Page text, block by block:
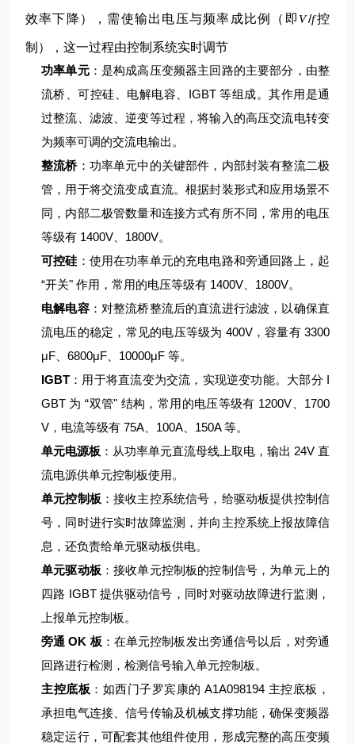
效率下降），需使输出电压与频率成比例（即 V /f控
制），这一过程由控制系统实时调节
功率单元：是构成高压变频器主回路的主要部分，由整
流桥、可控硅、电解电容、IGBT 等组成。其作用是通
过整流、滤波、逆变等过程，将输入的高压交流电转变
为频率可调的交流电输出。
整流桥：功率单元中的关键部件，内部封装有整流二极
管，用于将交流变成直流。根据封装形式和应用场景不
同，内部二极管数量和连接方式有所不同，常用的电压
等级有 1400V、1800V。
可控硅 ：使用在功率单元的充电电路和旁通回路上，起
“开关" 作用，常用的电压等级有 1400V、1800V。
电解电容：对整流桥整流后的直流进行滤波，以确保直
流电压的稳定，常见的电压等级为 400V，容量有 3300
μF、6800μF、10000μF 等。
IGBT ：用于将直流变为交流，实现逆变功能。大部分 I
GBT 为 “双管" 结构，常用的电压等级有 1200V、1700
V，电流等级有 75A、100A、150A 等。
单元电源板 ：从功率单元直流母线上取电，输出 24V 直
流电源供单元控制板使用。
单元控制板 ：接收主控系统信号，给驱动板提供控制信
号，同时进行实时故障监测，并向主控系统上报故障信
息，还负责给单元驱动板供电。
单元驱动板 ：接收单元控制板的控制信号，为单元上的
四路 IGBT 提供驱动信号，同时对驱动故障进行监测，
上报单元控制板。
旁通 OK 板 ：在单元控制板发出旁通信号以后，对旁通
回路进行检测，检测信号输入单元控制板。
主控底板 ：如西门子罗宾康的 A1A098194 主控底板，
承担电气连接、信号传输及机械支撑功能，确保变频器
稳定运行，可配套其他组件使用，形成完整的高压变频